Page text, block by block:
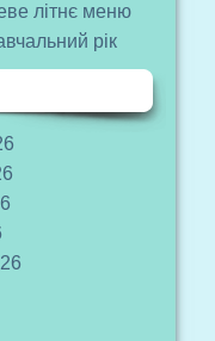
літнє меню
рік